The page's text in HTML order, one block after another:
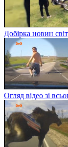
Добірка новин
Огляд відео зі